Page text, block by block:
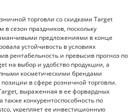
торговли со скидками Target
сезон праздников, поскольку
предложениями в конце
устойчивость в условиях
рентабельность и превысив прогноз по
на выбор и удобство продукции, а
косметическими брендами
в сфере розничной торговли.
выраженная в ее форвардных
также конкурентоспособность по
укрепляет ее инвестиционную